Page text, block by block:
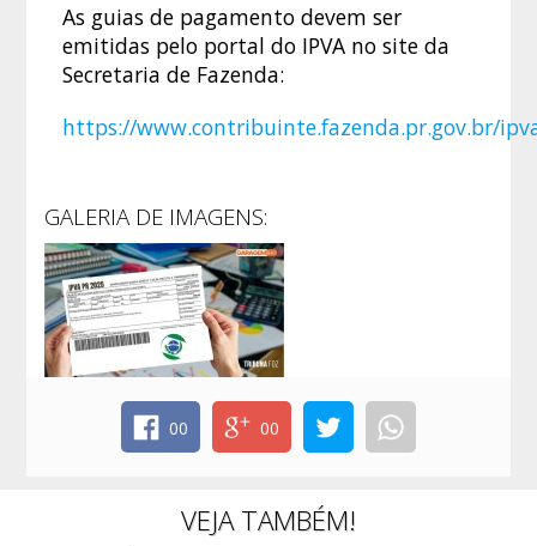
As guias de pagamento devem ser
emitidas pelo portal do IPVA no site da
Secretaria de Fazenda:
https://www.contribuinte.fazenda.pr.gov.br/
GALERIA DE IMAGENS:
00 00
VEJA TAMBÉM!